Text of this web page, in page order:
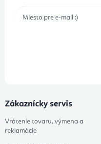
Zákaznícky servis
Vrátenie tovaru, výmena a
reklamácie